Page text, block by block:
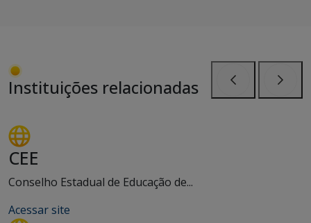
Instituições relacionadas
CEE
Conselho Estadual de Educação de...
Acessar site